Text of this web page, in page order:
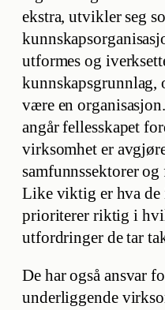
ekstra, utvikler seg
utformes og
kunnskapsgrunnlag,
være en
angår fellesskapet
virksomhet er
samfunnssektorer
Like viktig er hva de
prioriterer riktig i
utfordringer de tar
De har også ansvar
underliggende